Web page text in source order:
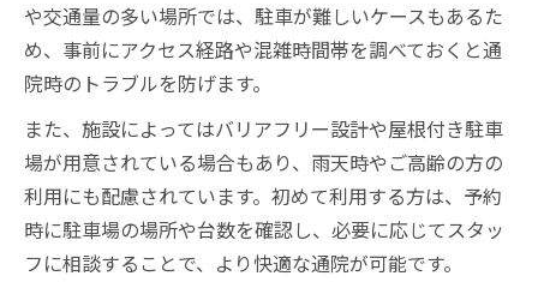
や交通量の多い場所では、駐車が難しいケースもあるた
め、事前にアクセス経路や混雑時間帯を調べておくと通
院時のトラブルを防げます。
また、施設によってはバリアフリー設計や屋根付き駐車
場が用意されている場合もあり、雨天時やご高齢の方の
利用にも配慮されています。初めて利用する方は、予約
時に駐車場の場所や台数を確認し、必要に応じてスタッ
フに相談することで、より快適な通院が可能です。